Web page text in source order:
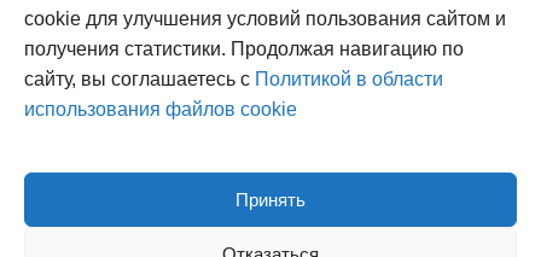
cookie для улучшения условий пользования сайтом и
получения статистики. Продолжая навигацию по
сайту, вы соглашаетесь с Политикой в области
использования файлов cookie
Принять
мы в Контакте
О НАС
поделиться опытом и сотрудничать со специалистами.